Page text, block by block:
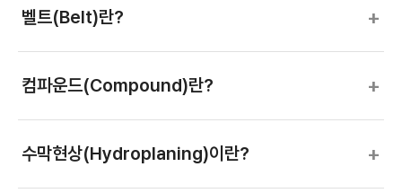
벨트(Belt)란? +
컴파운드(Compound)란? +
수막현상(Hydroplaning)이란? +